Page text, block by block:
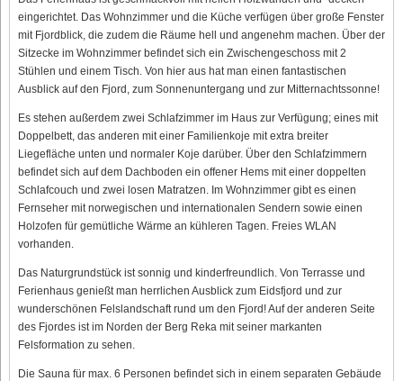
eingerichtet. Das Wohnzimmer und die Küche verfügen über große Fenster
mit Fjordblick, die zudem die Räume hell und angenehm machen. Über der
Sitzecke im Wohnzimmer befindet sich ein Zwischengeschoss mit 2
Stühlen und einem Tisch. Von hier aus hat man einen fantastischen
Ausblick auf den Fjord, zum Sonnenuntergang und zur Mitternachtssonne!
Es stehen außerdem zwei Schlafzimmer im Haus zur Verfügung; eines mit
Doppelbett, das anderen mit einer Familienkoje mit extra breiter
Liegefläche unten und normaler Koje darüber. Über den Schlafzimmern
befindet sich auf dem Dachboden ein offener Hems mit einer doppelten
Schlafcouch und zwei losen Matratzen. Im Wohnzimmer gibt es einen
Fernseher mit norwegischen und internationalen Sendern sowie einen
Holzofen für gemütliche Wärme an kühleren Tagen. Freies WLAN
vorhanden.
Das Naturgrundstück ist sonnig und kinderfreundlich. Von Terrasse und
Ferienhaus genießt man herrlichen Ausblick zum Eidsfjord und zur
wunderschönen Felslandschaft rund um den Fjord! Auf der anderen Seite
des Fjordes ist im Norden der Berg Reka mit seiner markanten
Felsformation zu sehen.
Die Sauna für max. 6 Personen befindet sich in einem separaten Gebäude